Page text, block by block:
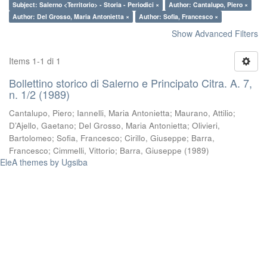
Subject: Salerno <Territorio> - Storia - Periodici ×
Author: Cantalupo, Piero ×
Author: Del Grosso, Maria Antonietta ×
Author: Sofia, Francesco ×
Show Advanced Filters
Items 1-1 di 1
Bollettino storico di Salerno e Principato Citra. A. 7,
n. 1/2 (1989)
Cantalupo, Piero; Iannelli, Maria Antonietta; Maurano, Attilio;
D’Ajello, Gaetano; Del Grosso, Maria Antonietta; Olivieri,
Bartolomeo; Sofia, Francesco; Cirillo, Giuseppe; Barra,
Francesco; Cimmelli, Vittorio; Barra, Giuseppe (1989)
EleA themes by Ugsiba